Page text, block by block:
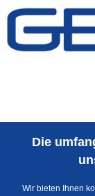
Zum Inhalt
Die
Wir bieten Ihnen